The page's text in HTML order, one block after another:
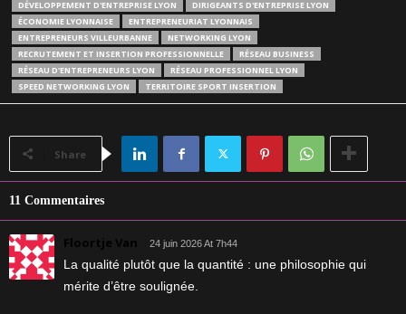
DÉVELOPPEMENT D'ENTREPRISE LYON
DIRIGEANTS D'ENTREPRISE LYON
ÉCONOMIE LYONNAISE
ENTREPRENEURIAT LYONNAIS
ENTREPRENEURS VILLEURBANNE
NETWORKING LYON
RECRUTEMENT ET INSERTION PROFESSIONNELLE
RÉSEAU BUSINESS
RÉSEAU D'ENTREPRENEURS LYON
RÉSEAU PROFESSIONNEL LYON
SPEED NETWORKING LYON
TERRITOIRE SPORT INSERTION
Share
11 Commentaires
Floortje Van 24 juin 2026 At 7h44
La qualité plutôt que la quantité : une philosophie qui
mérite d’être soulignée.